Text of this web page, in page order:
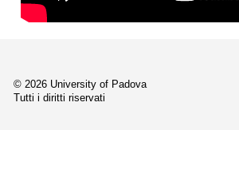
© 2026 University of Padova
Tutti i diritti riservati